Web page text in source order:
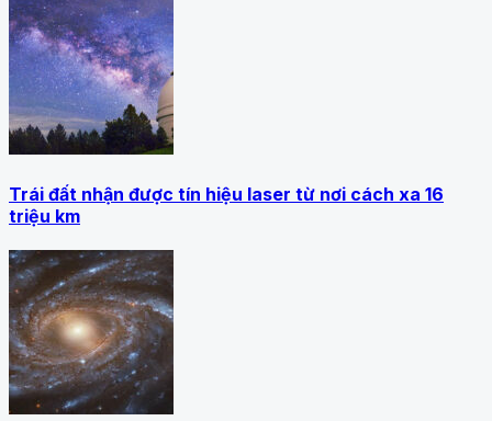
Trái đất nhận được tín hiệu laser từ nơi cách xa 16
triệu km